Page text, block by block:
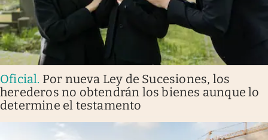
Oficial. Por nueva Ley de Sucesiones, los
herederos no obtendrán los bienes aunque lo
determine el testamento